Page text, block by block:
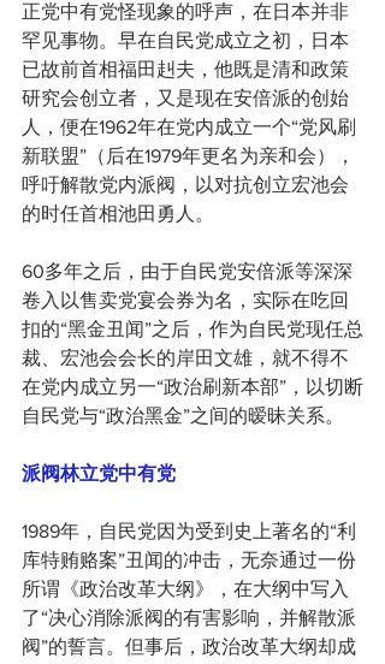
正党中有党怪现象的呼声，在日本并非
罕见事物。早在自民党成立之初，日本
已故前首相福田赳夫，他既是清和政策
研究会创立者，又是现在安倍派的创始
人，便在1962年在党内成立一个“党风刷
新联盟”（后在1979年更名为亲和会），
呼吁解散党内派阀，以对抗创立宏池会
的时任首相池田勇人。
60多年之后，由于自民党安倍派等深深
卷入以售卖党宴会券为名，实际在吃回
扣的“黑金丑闻”之后，作为自民党现任总
裁、宏池会会长的岸田文雄，就不得不
在党内成立另一“政治刷新本部”，以切断
自民党与“政治黑金”之间的暧昧关系。
派阀林立党中有党
1989年，自民党因为受到史上著名的“利
库特贿赂案”丑闻的冲击，无奈通过一份
所谓《政治改革大纲》，在大纲中写入
了“决心消除派阀的有害影响，并解散派
阀”的誓言。但事后，政治改革大纲却成